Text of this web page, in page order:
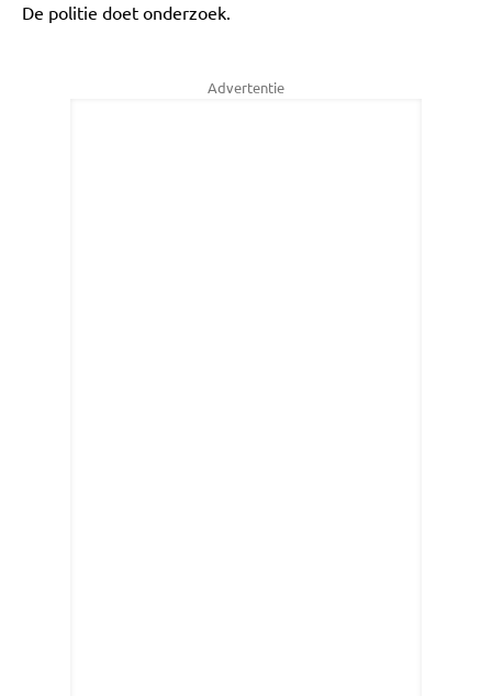
De politie doet onderzoek.
Advertentie